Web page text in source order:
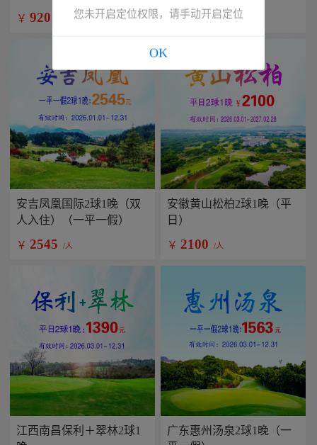
￥ 920 ￥799 /人
安吉凤凰国际2球1晚（双
人入住）（一平一假）
￥ 2545 /人
安徽黄山松柏2球1晚（平
日）
￥ 2100 /人
江西南昌保利＋翠林2球1
广东惠州汤泉2球1晚（一
您未开启定位权限，请手动开启定位
OK